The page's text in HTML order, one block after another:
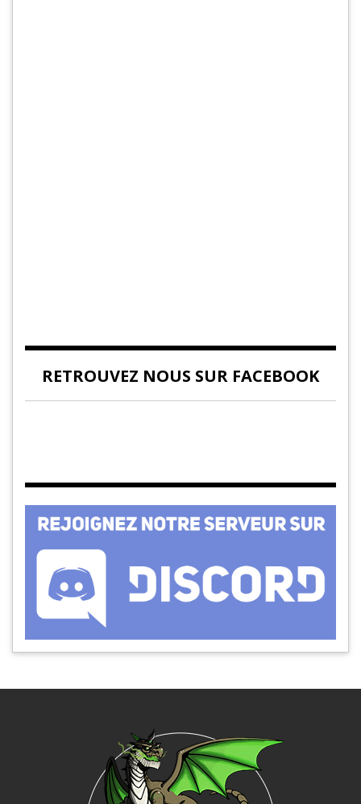
RETROUVEZ NOUS SUR FACEBOOK